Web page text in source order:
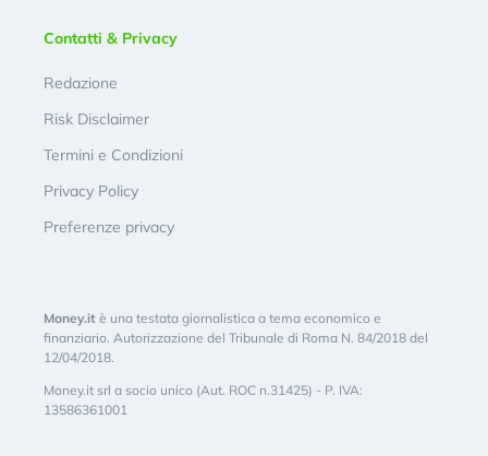
Contatti & Privacy
Redazione
Risk Disclaimer
Termini e Condizioni
Privacy Policy
Preferenze privacy
Money.it è una testata giornalistica a tema economico e
finanziario. Autorizzazione del Tribunale di Roma N. 84/2018 del
12/04/2018.
Money.it srl a socio unico (Aut. ROC n.31425) - P. IVA:
13586361001